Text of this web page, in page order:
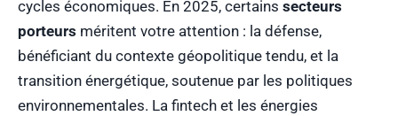
cycles économiques. En 2025, certains secteurs
porteurs méritent votre attention : la défense,
bénéficiant du contexte géopolitique tendu, et la
transition énergétique, soutenue par les politiques
environnementales. La fintech et les énergies